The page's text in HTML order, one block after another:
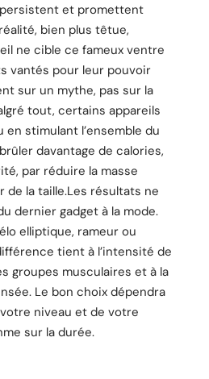
et promettent
bien plus têtue,
ne cible ce fameux ventre
vantés pour leur pouvoir
sur un mythe, pas sur la
tout, certains appareils
stimulant l’ensemble du
davantage de calories,
par réduire la masse
de la taille.Les résultats ne
dernier gadget à la mode.
elliptique, rameur ou
tient à l’intensité de
groupes musculaires et à la
Le bon choix dépendra
niveau et de votre
sur la durée.